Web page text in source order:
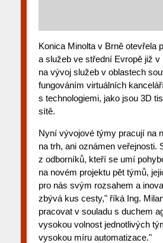
Konica Minolta v Brně otevřela
a služeb ve střední Evropě již
na vývoj služeb v oblastech
fungováním virtuálních
s technologiemi, jako jsou 3D
sítě.
Nyní vývojové týmy pracují na
na trh, ani oznámen
z odborníků, kteří se umí
na novém projektu pět týmů,
pro nás svým rozsahem a
zbývá kus cesty," říká Ing.
pracovat v souladu s duchem
vysokou volnost jednotlivých
vysokou míru automatizace."